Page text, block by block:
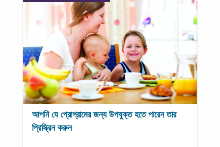
আপনি যে প্রোগ্রামের জন্য উপযুক্ত হতে পারেন তার
প্রিস্ক্রিন করুন